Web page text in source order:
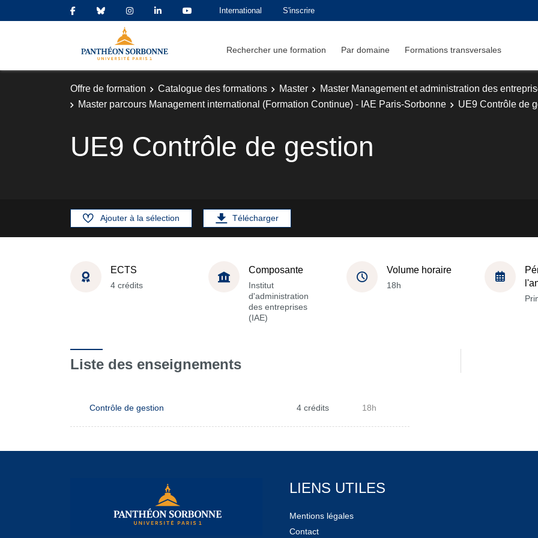
International S'inscrire
Rechercher une formation Par domaine Formations transversales
Offre de formation Catalogue des formations Master
Master Management et administration des
Master parcours Management international (Formation Continue) - IAE Paris-Sorbonne
UE9 Contrôle de
UE9 Contrôle de gestion
Ajouter à la sélection Télécharger
ECTS
4 crédits
Composante
Institut
d'administration
des entreprises
(IAE)
Volume horaire
18h
Liste des enseignements
Contrôle de gestion 4 crédits 18h
LIENS UTILES
Mentions légales
Contact